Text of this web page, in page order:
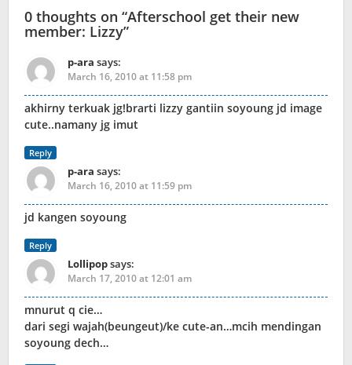
0 thoughts on “Afterschool get their new
member: Lizzy”
p-ara says:
March 16, 2010 at 11:58 pm
akhirny terkuak jg!brarti lizzy gantiin soyoung jd image
cute..namany jg imut
Reply
p-ara says:
March 16, 2010 at 11:59 pm
jd kangen soyoung
Reply
Lollipopsays:
March 17, 2010 at 12:01 am
mnurut q cie…
dari segi wajah(beungeut)/ke cute-an…mcih mendingan
soyoung dech…